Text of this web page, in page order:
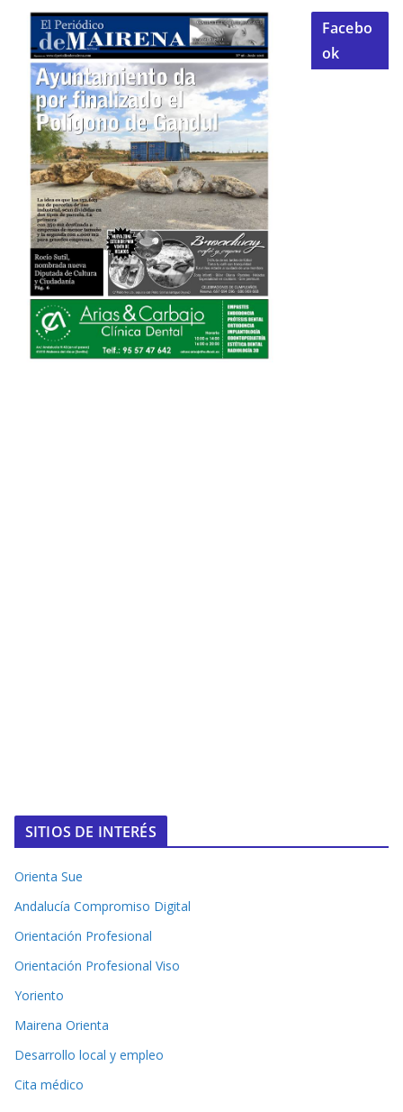
Facebo
ok
SITIOS DE INTERÉS
Orienta Sue
Andalucía Compromiso Digital
Orientación Profesional
Orientación Profesional Viso
Yoriento
Mairena Orienta
Desarrollo local y empleo
Cita médico